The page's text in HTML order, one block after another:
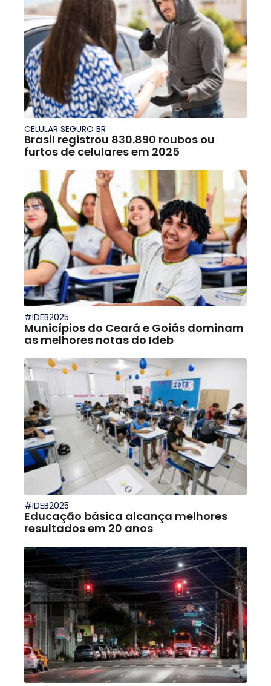
CELULAR SEGURO BR
Brasil registrou 830.890 roubos ou
furtos de celulares em 2025
#IDEB2025
Municípios do Ceará e Goiás dominam
as melhores notas do Ideb
#IDEB2025
Educação básica alcança melhores
resultados em 20 anos